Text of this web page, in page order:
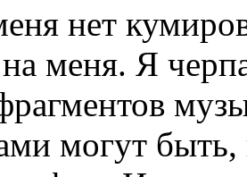
нет
меня. Я
могут